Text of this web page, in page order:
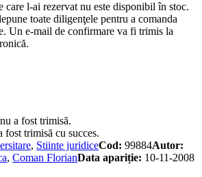
care l-ai rezervat nu este disponibil în stoc.
toate diligenţele pentru a comanda
Un e-mail de confirmare va fi trimis la
a fost trimisă.
fost trimisă cu succes.
, Stiinte juridiceCod: 99884Autor:
, Coman FlorianData apariție: 10-11-2008